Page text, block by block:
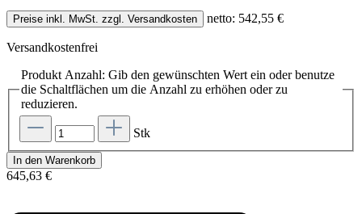
Preise inkl. MwSt. zzgl. Versandkosten netto: 542,55 €
Versandkostenfrei
Produkt Anzahl: Gib den gewünschten Wert ein oder benutze
die Schaltflächen um die Anzahl zu erhöhen oder zu
reduzieren.
Stk
In den Warenkorb
645,63 €